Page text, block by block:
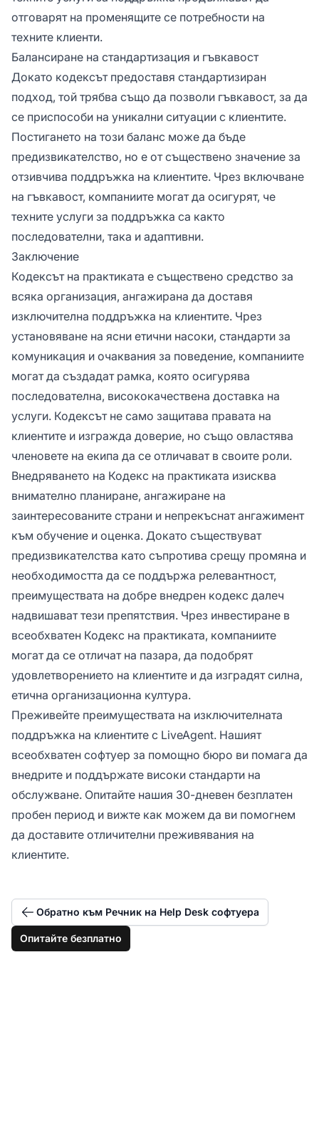
отговарят на променящите се потребности на
техните клиенти.
Балансиране на стандартизация и гъвкавост
Докато кодексът предоставя стандартизиран
подход, той трябва също да позволи гъвкавост, за да
се приспособи на уникални ситуации с клиентите.
Постигането на този баланс може да бъде
предизвикателство, но е от съществено значение за
отзивчива поддръжка на клиентите. Чрез включване
на гъвкавост, компаниите могат да осигурят, че
техните услуги за поддръжка са както
последователни, така и адаптивни.
Заключение
Кодексът на практиката е съществено средство за
всяка организация, ангажирана да доставя
изключителна поддръжка на клиентите. Чрез
установяване на ясни етични насоки, стандарти за
комуникация и очаквания за поведение, компаниите
могат да създадат рамка, която осигурява
последователна, висококачествена доставка на
услуги. Кодексът не само защитава правата на
клиентите и изгражда доверие, но също овластява
членовете на екипа да се отличават в своите роли.
Внедряването на Кодекс на практиката изисква
внимателно планиране, ангажиране на
заинтересованите страни и непрекъснат ангажимент
към обучение и оценка. Докато съществуват
предизвикателства като съпротива срещу промяна и
необходимостта да се поддържа релевантност,
преимуществата на добре внедрен кодекс далеч
надвишават тези препятствия. Чрез инвестиране в
всеобхватен Кодекс на практиката, компаниите
могат да се отличат на пазара, да подобрят
удовлетворението на клиентите и да изградят силна,
етична организационна култура.
Преживейте преимуществата на изключителната
поддръжка на клиентите с LiveAgent. Нашият
всеобхватен софтуер за помощно бюро ви помага да
внедрите и поддържате високи стандарти на
обслужване. Опитайте нашия 30-дневен безплатен
пробен период и вижте как можем да ви помогнем
да доставите отличителни преживявания на
клиентите.
Обратно към Речник на Help Desk софтуера
Опитайте безплатно